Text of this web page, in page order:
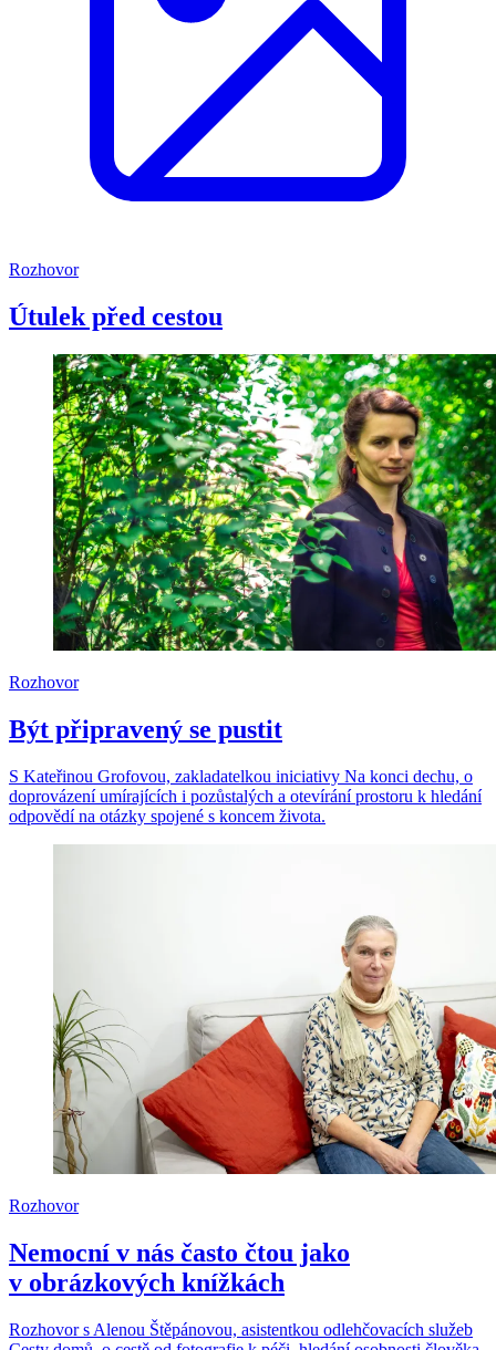
Rozhovor
Útulek před cestou
Rozhovor
Být připravený se pustit
S Kateřinou Grofovou, zakladatelkou iniciativy Na konci dechu, o
doprovázení umírajících i pozůstalých a otevírání prostoru k hledání
odpovědí na otázky spojené s koncem života.
Rozhovor
Nemocní v nás často čtou jako
v obrázkových knížkách
Rozhovor s Alenou Štěpánovou, asistentkou odlehčovacích služeb